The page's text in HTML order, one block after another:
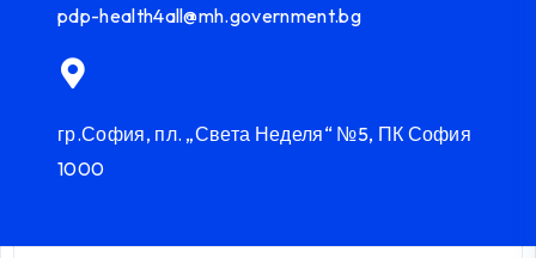
pdp-health4all@mh.government.bg
гр.София, пл. „Света Неделя“ №5, ПК София
1000